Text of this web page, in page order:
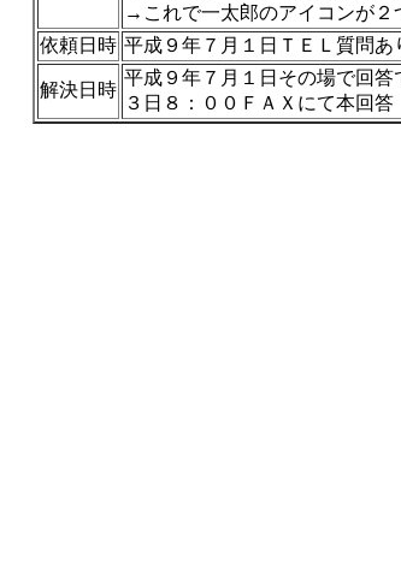
→これで一太郎のアイコンが２
依頼日時 平成９年７月１日ＴＥＬ質問あ
解決日時
平成９年７月１日その場で回答
３日８：００ＦＡＸにて本回答